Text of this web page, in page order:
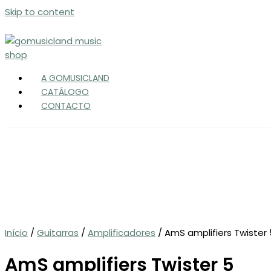
Skip to content
A GOMUSICLAND
CATÁLOGO
CONTACTO
Início / Guitarras / Amplificadores / AmS amplifiers Twister
AmS amplifiers Twister 5